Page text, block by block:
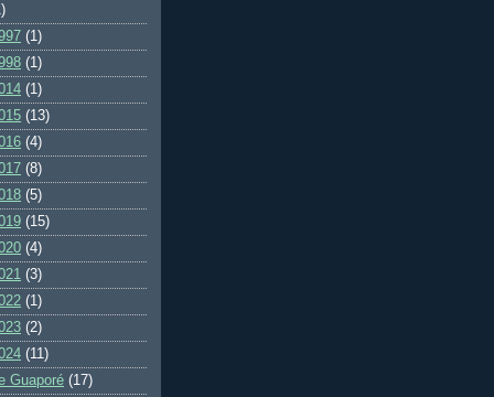
(1)
(1)
(1)
(13)
(4)
(8)
(5)
(15)
(4)
(3)
(1)
(2)
(11)
Guaporé (17)